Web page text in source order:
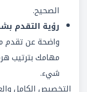
الصحيح.
رؤية التقدم
واضحة عن تقدم
مهامك بترتيب
شيء.
التخصيص الكامل